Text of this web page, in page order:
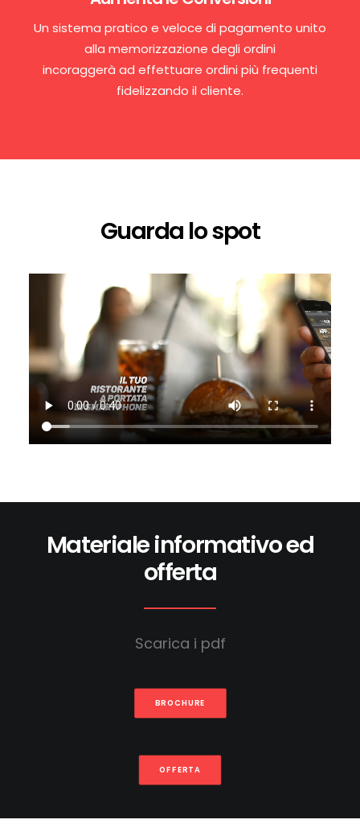
Un sistema pratico e veloce di pagamento unito
alla memorizzazione degli ordini
incoraggerà ad effettuare ordini più frequenti
fidelizzando il cliente.
Guarda lo spot
Materiale informativo ed
offerta
Scarica i pdf
BROCHURE
OFFERTA